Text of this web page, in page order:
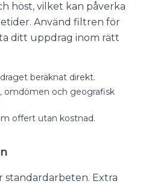
höst, vilket kan påverka
Använd filtren för
ditt uppdrag inom rätt
beräknat direkt.
omdömen och geografisk
offert utan kostnad.
standardarbeten. Extra